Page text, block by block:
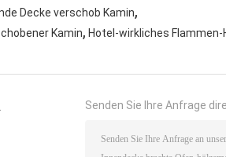
Decke verschob Kamin,
Kamin, Hotel-wirkliches
Senden Sie Ihre Anfrage